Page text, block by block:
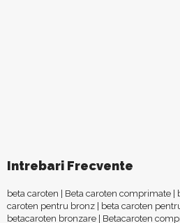
Intrebari Frecvente
beta caroten Beta caroten comprimate
caroten pentru bronz
beta caroten
betacaroten bronzare
Betacaroten